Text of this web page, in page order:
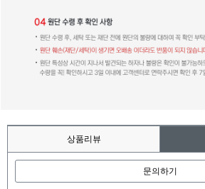
상품리뷰
문의하기